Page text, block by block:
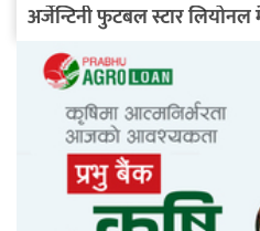
अर्जेन्टिनी फुटबल स्टार